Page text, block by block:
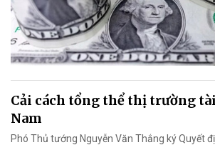
Cải cách tổng thể thị trường
Nam
Phó Thủ tướng Nguyễn Văn Thắng ký Quyết